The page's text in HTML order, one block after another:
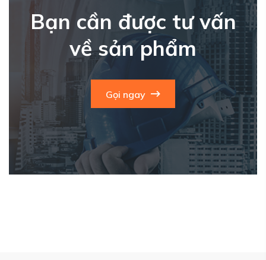
Bạn cần được tư vấn
về sản phẩm
Gọi ngay